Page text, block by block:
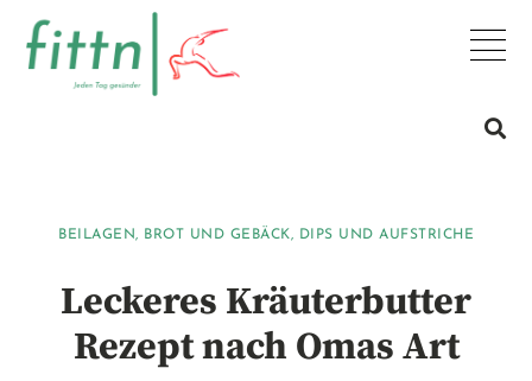
BEILAGEN, BROT UND GEBÄCK, DIPS UND AUFSTRICHE
Leckeres Kräuterbutter
Rezept nach Omas Art